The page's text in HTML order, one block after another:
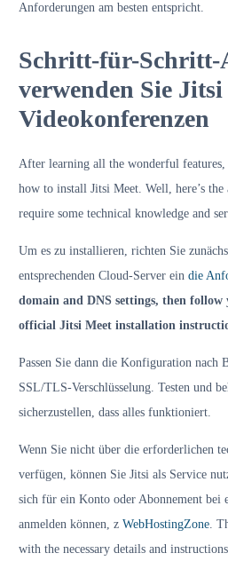
Anforderungen am besten entspricht.
Schritt-für-Schritt-
verwenden Sie
Videokonferenzen
After learning all the wonderful features,
how to install Jitsi Meet. Well, here’s
require some technical knowledge and
Um es zu installieren, richten Sie
entsprechenden Cloud-Server ein die
domain and DNS settings, then follow
official Jitsi Meet installation
Passen Sie dann die Konfiguration nach
SSL/TLS-Verschlüsselung. Testen und
sicherzustellen, dass alles funktioniert.
Wenn Sie nicht über die erforderlichen
verfügen, können Sie Jitsi als Service
sich für ein Konto oder Abonnement bei
anmelden können, z WebHostingZone.
with the necessary details and